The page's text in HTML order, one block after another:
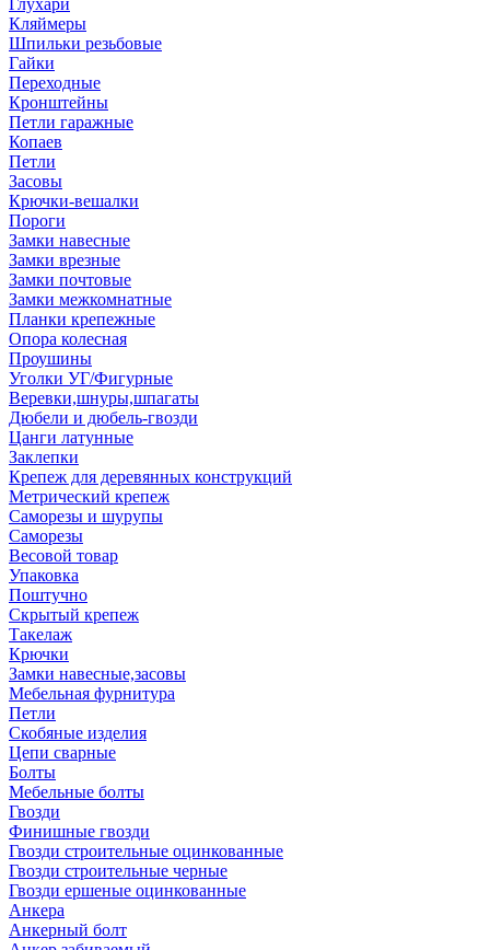
Глухари
Кляймеры
Шпильки резьбовые
Гайки
Переходные
Кронштейны
Петли гаражные
Копаев
Петли
Засовы
Крючки-вешалки
Пороги
Замки навесные
Замки врезные
Замки почтовые
Замки межкомнатные
Планки крепежные
Опора колесная
Проушины
Уголки УГ/Фигурные
Веревки,шнуры,шпагаты
Дюбели и дюбель-гвозди
Цанги латунные
Заклепки
Крепеж для деревянных конструкций
Метрический крепеж
Саморезы и шурупы
Саморезы
Весовой товар
Упаковка
Поштучно
Скрытый крепеж
Такелаж
Крючки
Замки навесные,засовы
Мебельная фурнитура
Петли
Скобяные изделия
Цепи сварные
Болты
Мебельные болты
Гвозди
Финишные гвозди
Гвозди строительные оцинкованные
Гвозди строительные черные
Гвозди ершеные оцинкованные
Анкера
Анкерный болт